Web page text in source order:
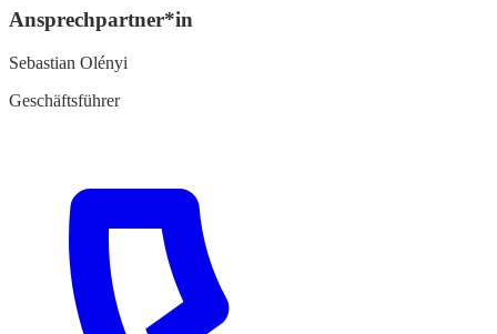
Ansprechpartner*in
Sebastian Olényi
Geschäftsführer